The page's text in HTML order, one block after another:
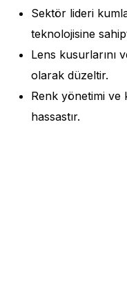
Sektör lideri
teknolojisine
Lens kusurlarını
olarak düzeltir.
Renk yönetimi ve
hassastır.